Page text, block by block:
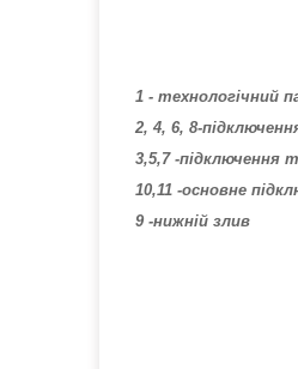
1 - технологічний
2, 4, 6, 8-
3,5,7 -підключення
10,11 -основне
9 -нижній злив